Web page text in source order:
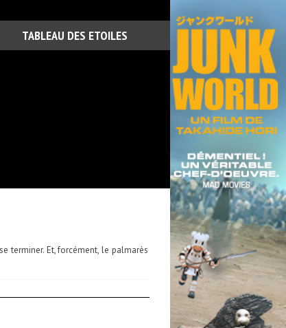
TABLEAU DES ETOILES
terminer. Et, forcément, le palmarès